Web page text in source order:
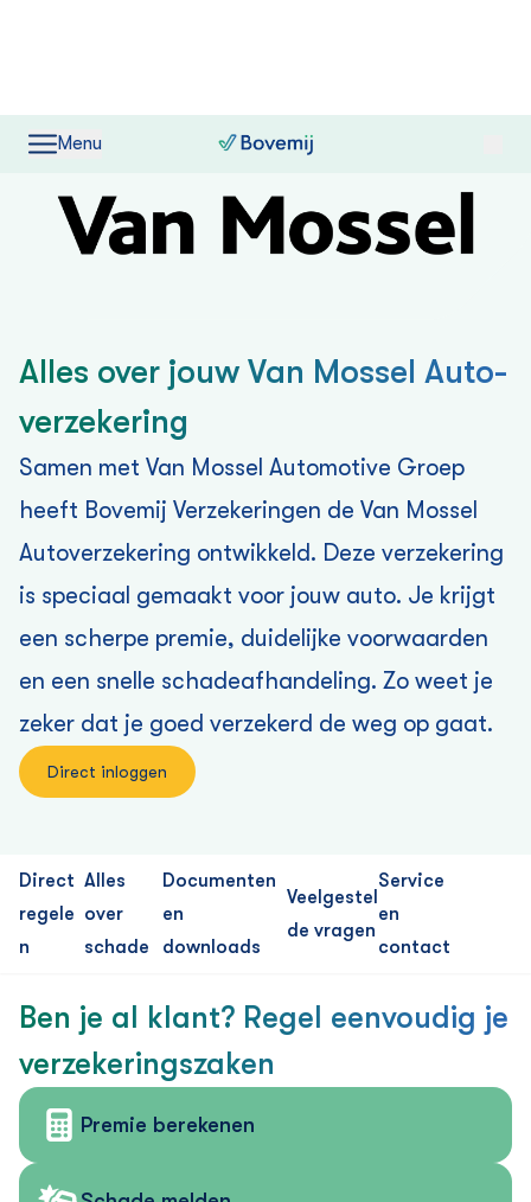
Particuliere verzekeringen
Alles over jouw Van Mossel Auto­
verzekering
Samen met Van Mossel Automotive Groep
heeft Bovemij Verzekeringen de Van Mossel
Auto­verzekering ontwikkeld. Deze verzekering
is speciaal gemaakt voor jouw auto. Je krijgt
een scherpe premie, duidelijke voorwaarden
en een snelle schadeafhandeling. Zo weet je
zeker dat je goed verzekerd de weg op gaat.
Direct inloggen
Direct
regele
n
Alles
over
schade
Documenten
en
downloads
Veelgestel
de vragen
Service
en
contact
Ben je al klant? Regel eenvoudig je
verzekering­szaken
Premie berekenen